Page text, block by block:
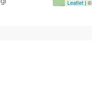
Leaflet| ©